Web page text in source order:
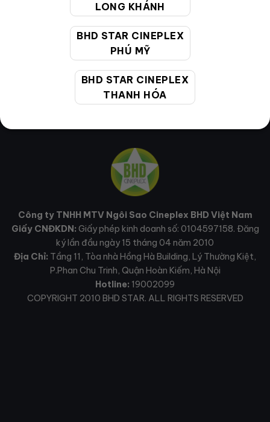
LONG KHÁNH
BHD STAR CINEPLEX
PHÚ MỸ
BHD STAR CINEPLEX
THANH HÓA
cskh@bhdstar.vn
MẠNG XÃ HỘI
Công ty TNHH MTV Ngôi Sao Cineplex BHD Việt Nam
Giấy CNĐKDN: Giấy phép kinh doanh số: 0104597158. Đăng
ký lần đầu ngày 15 tháng 04 năm 2010
Địa Chỉ: Tầng 11, Tòa nhà Hồng Hà Building, Lý Thường Kiệt,
P.Phan Chu Trinh, Quận Hoàn Kiếm, Hà Nội
Hotline: 19002099
COPYRIGHT 2010 BHD STAR. ALL RIGHTS RESERVED